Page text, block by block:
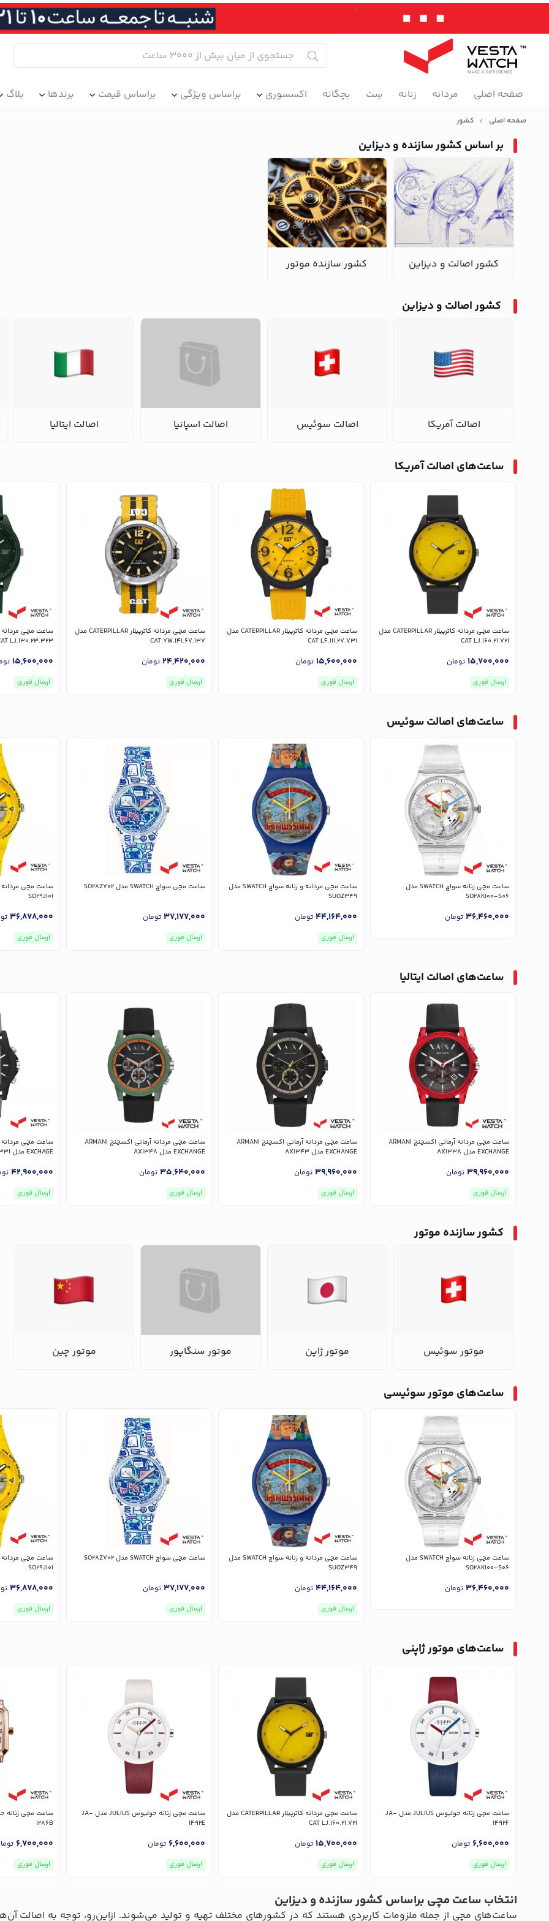
صفحه اصلی مردانه زنانه سِت بچگانه اکسسوری براساس ویژگی براساس قیمت برندها بلاگ
صفحه اصلی کشور
بر اساس کشور سازنده و دیزاین
کشور اصالت و دیزاین کشور سازنده موتور
کشور اصالت و دیزاین
اصالت آمریکا اصالت سوئیس اصالت اسپانیا اصالت ایتالیا
ساعت‌های اصالت آمریکا
ساعت مچی مردانه کاترپیلار CATERPILLAR مدل
CAT LJ.160.21.721
15,700,000 تومان
ارسال فوری
ساعت مچی مردانه کاترپیلار CATERPILLAR مدل
CAT LF.111.27.731
15,600,000 تومان
ارسال فوری
ساعت مچی مردانه کاترپیلار CATERPILLAR مدل
CAT YW.141.67.137
24,420,000 تومان
ارسال فوری
LJ.130.23.323
15,600,000
ارسال فوری
ساعت‌های اصالت سوئیس
ساعت مچی زنانه سواچ SWATCH مدل
SO28K100-S06
36,460,000 تومان
ساعت مچی مردانه و زنانه سواچ SWATCH مدل
SUOZ349
44,164,000 تومان
ارسال فوری
ساعت مچی سواچ SWATCH مدل SO28Z702
37,177,000 تومان
ارسال فوری
SO29J101
36,878,000
ارسال فوری
ساعت‌های اصالت ایتالیا
ساعت مچی مردانه آرمانی اکسچنج ARMANI
EXCHANGE مدل AX1338
39,960,000 تومان
ارسال فوری
ساعت مچی مردانه آرمانی اکسچنج ARMANI
EXCHANGE مدل AX1343
39,960,000 تومان
ارسال فوری
ساعت مچی مردانه آرمانی اکسچنج ARMANI
EXCHANGE مدل AX1348
35,640,000 تومان
ارسال فوری
EXCHAGE مدل AX1331
42,900,000
ارسال فوری
کشور سازنده موتور
موتور سوئیس موتور ژاپن موتور سنگاپور موتور چین
ساعت‌های موتور سوئیسی
ساعت مچی زنانه سواچ SWATCH مدل
SO28K100-S06
36,460,000 تومان
ساعت مچی مردانه و زنانه سواچ SWATCH مدل
SUOZ349
44,164,000 تومان
ارسال فوری
ساعت مچی سواچ SWATCH مدل SO28Z702
37,177,000 تومان
ارسال فوری
SO29J101
36,878,000
ارسال فوری
ساعت‌های موتور ژاپنی
ساعت مچی زنانه جولیوس JULIUS مدل JA-
1492F
6,600,000 تومان
ارسال فوری
ساعت مچی مردانه کاترپیلار CATERPILLAR مدل
CAT LJ.160.21.721
15,700,000 تومان
ارسال فوری
ساعت مچی زنانه جولیوس JULIUS مدل JA-
1492E
6,600,000 تومان
ارسال فوری
1286B
6,700,000
ارسال فوری
انتخاب ساعت مچی براساس کشور سازنده و دیزاین
ساعت‌های مچی از جمله ملزومات کاربردی هستند که در کشورهای مختلف تهیه و تولید می‌شوند. ازاین‌رو، توجه به اصالت